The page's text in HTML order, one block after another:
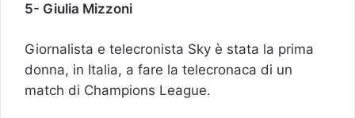
5- Giulia Mizzoni
Giornalista e telecronista Sky è stata la prima
donna, in Italia, a fare la telecronaca di un
match di Champions League.